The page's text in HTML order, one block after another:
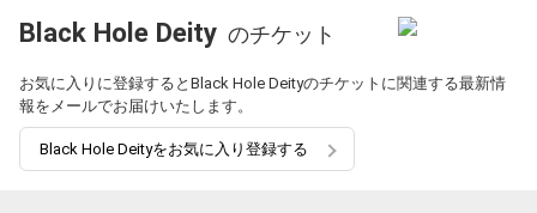
Black Hole Deity のチケット
お気に入りに登録するとBlack Hole Deityのチケットに関連する最新情
報をメールでお届けいたします。
Black Hole Deityをお気に入り登録する